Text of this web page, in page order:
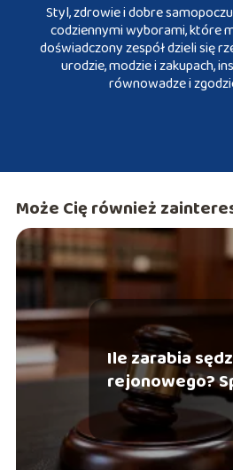
Styl, zdrowie i dobre
codziennymi wyborami, które
doświadczony zespół dzieli się
urodzie, modzie i zakupach,
równowadze i
Może Cię również
Ile zarabia
rejonowego?
aktualne